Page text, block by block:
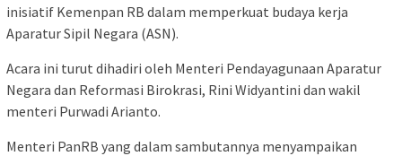
inisiatif Kemenpan RB dalam memperkuat budaya kerja
Aparatur Sipil Negara (ASN).
Acara ini turut dihadiri oleh Menteri Pendayagunaan Aparatur
Negara dan Reformasi Birokrasi, Rini Widyantini dan wakil
menteri Purwadi Arianto.
Menteri PanRB yang dalam sambutannya menyampaikan